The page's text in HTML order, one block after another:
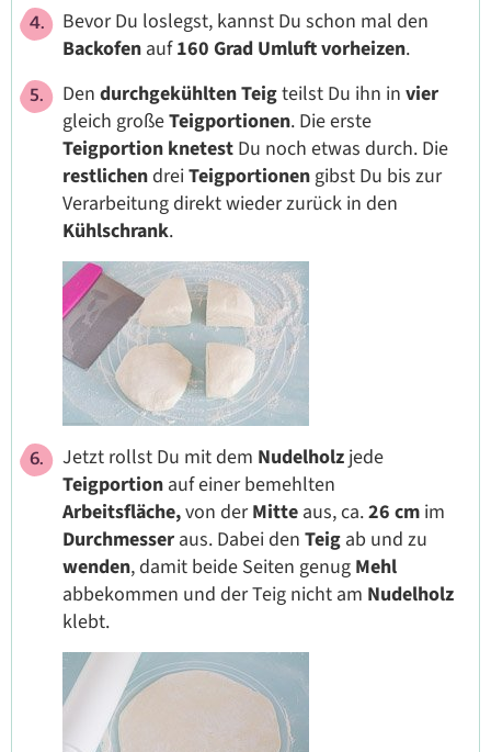
Bevor Du loslegst, kannst Du schon mal den
Backofen auf160 Grad Umluftvorheizen.
Den durchgekühltenTeigteilst Du ihn in vier
gleich großeTeigportionen. Die erste
Teigportion knetest Du noch etwas durch. Die
restlichendreiTeigportionen gibst Du bis zur
Verarbeitung direkt wieder zurück in den
Kühlschrank.
Jetzt rollst Du mit dem Nudelholz jede
Teigportion auf einer bemehlten
Arbeitsfläche,von derMitte aus, ca.26 cm im
Durchmesser aus. Dabei den Teig ab und zu
wenden, damit beide Seiten genug Mehl
abbekommen und der Teig nicht am Nudelholz
klebt.